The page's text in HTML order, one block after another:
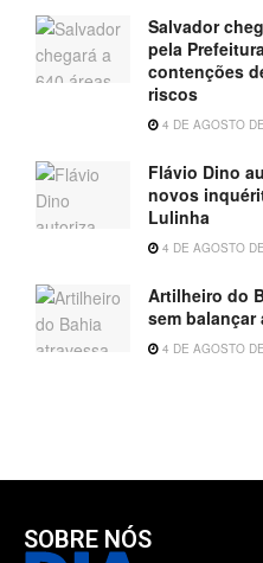
Salvador
pela
contenções
riscos
4 DE AGOSTO
Flávio Dino
novos
Lulinha
4 DE AGOSTO
Artilheiro do
sem balançar
4 DE AGOSTO
SOBRE NÓS